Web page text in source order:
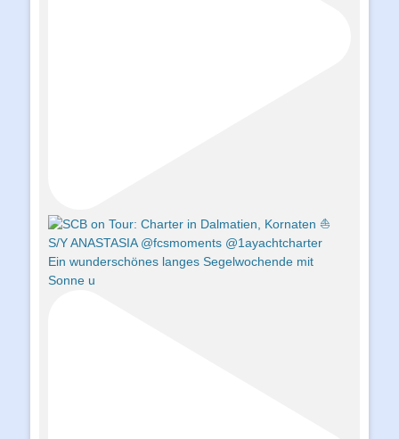
Ein wunderschönes langes Segelwochende mit
Sonne u